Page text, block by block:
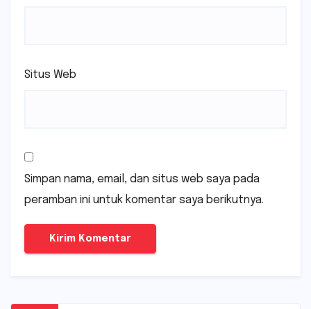
Situs Web
Simpan nama, email, dan situs web saya pada
peramban ini untuk komentar saya berikutnya.